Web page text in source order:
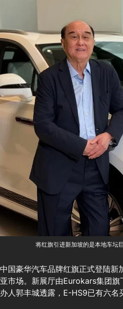
将红旗引进新加坡的是本地车坛
中国豪华汽车品牌红旗正式登陆
亚市场。新展厅由Eurokars集团
办人郭丰城透露，E-HS9已有六名